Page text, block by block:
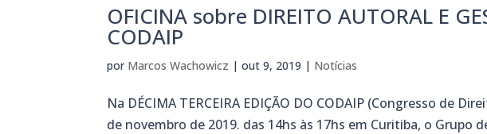
OFICINA sobre DIREITO AUTORAL E
CODAIP
por Marcos Wachowicz |out 9, 2019 | Notícias
Na DÉCIMA TERCEIRA EDIÇÃO DO CODAIP (Congresso de
de novembro de 2019. das 14hs às 17hs em Curitiba, o